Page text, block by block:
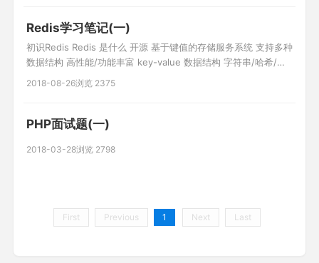
Redis学习笔记(一)
初识Redis Redis 是什么 开源 基于键值的存储服务系统 支持多种
数据结构 高性能/功能丰富 key-value 数据结构 字符串/哈希/列
表/集合/有序集合 特性 速度快 10w OPS 存在内存中 使用c语言
bitmaps:位图
2018-08-26浏览 2375
PHP面试题(一)
2018-03-28浏览 2798
First Previous 1 Next Last